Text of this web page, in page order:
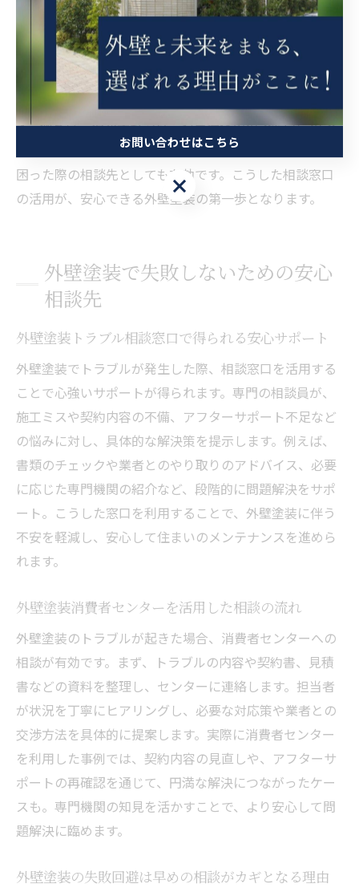
外壁塗装相談窓口を活用した業者チェック方法
外壁塗装の相談窓口を利用することで、業者選定の信頼
性を高めることができます。理由は、第三者の客観的な
意見や、過去のトラブル事例を知ることができるからで
す。例えば、消費者センターや自治体の相談窓口に相談
し、業者の評判やトラブル歴を確認しましょう。また、
困った際の相談先としても有効です。こうした相談窓口
の活用が、安心できる外壁塗装の第一歩となります。
外壁塗装で失敗しないための安心
相談先
外壁塗装トラブル相談窓口で得られる安心サポート
外壁塗装でトラブルが発生した際、相談窓口を活用する
ことで心強いサポートが得られます。専門の相談員が、
施工ミスや契約内容の不備、アフターサポート不足など
の悩みに対し、具体的な解決策を提示します。例えば、
書類のチェックや業者とのやり取りのアドバイス、必要
に応じた専門機関の紹介など、段階的に問題解決をサポ
ート。こうした窓口を利用することで、外壁塗装に伴う
不安を軽減し、安心して住まいのメンテナンスを進めら
れます。
外壁塗装消費者センターを活用した相談の流れ
外壁塗装のトラブルが起きた場合、消費者センターへの
相談が有効です。まず、トラブルの内容や契約書、見積
書などの資料を整理し、センターに連絡します。担当者
が状況を丁寧にヒアリングし、必要な対応策や業者との
交渉方法を具体的に提案します。実際に消費者センター
を利用した事例では、契約内容の見直しや、アフターサ
ポートの再確認を通じて、円満な解決につながったケー
スも。専門機関の知見を活かすことで、より安心して問
題解決に臨めます。
外壁塗装の失敗回避は早めの相談がカギとなる理由
お問い合わせはこちら
お問い合わせはこちら